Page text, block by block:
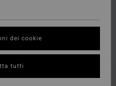
dei cookie
tutti